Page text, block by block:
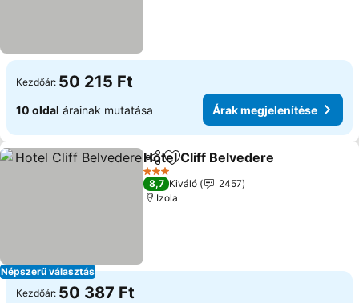
Kezdőár: 50 215 Ft
10 oldal árainak mutatása Árak megjelenítése
Népszerű választás
Megosztás
Hozzáadás a kedvencekhez
Hotel Cliff Belvedere
3 Kategória
8,7 Kiváló
2457
Izola
Kezdőár: 50 387 Ft